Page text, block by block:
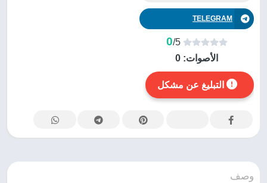
TELEGRAM
0/5
الأصوات: 0
التبليغ عن مشكل
وصف